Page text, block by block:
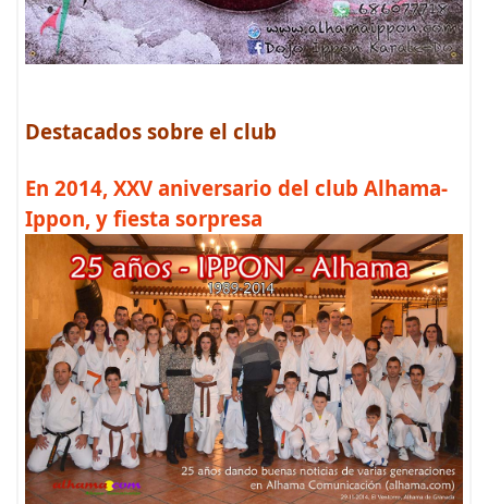
Destacados sobre el club
En 2014, XXV aniversario del club Alhama-
Ippon, y fiesta sorpresa